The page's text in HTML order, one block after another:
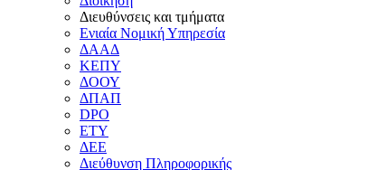
Διευθύνσεις και τμήματα
Ενιαία Νομική Υπηρεσία
ΔΑΑΔ
ΚΕΠΥ
ΔΟΟΥ
ΔΠΑΠ
DPO
ΕΤΥ
ΔΕΕ
Διεύθυνση Πληροφορικής